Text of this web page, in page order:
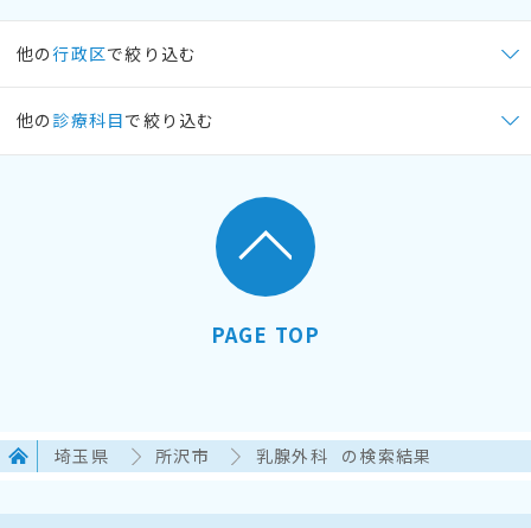
他の行政区で絞り込む
他の 診療科目で絞り込む
PAGE TOP
埼玉県 所沢市 乳腺外科 の検索結果